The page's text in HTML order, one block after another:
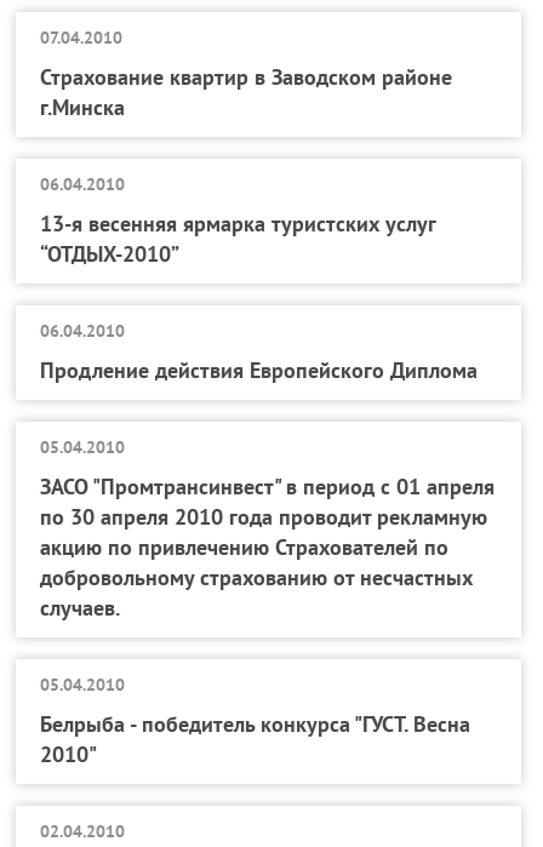
07.04.2010
Страхование квартир в Заводском районе
г.Минска
06.04.2010
13-я весенняя ярмарка туристских услуг
“ОТДЫХ-2010”
06.04.2010
Продлениe действия Европейского Диплома
05.04.2010
­ЗАСО "Промтрансинвест" в период с 01 апреля
по 30 апреля 2010 года проводит рекламную
акцию по привлечению Страхователей по
добровольному страхованию от несчастных
случаев.
05.04.2010
Белрыба - победитель конкурса "ГУСТ. Весна
2010"
02.04.2010